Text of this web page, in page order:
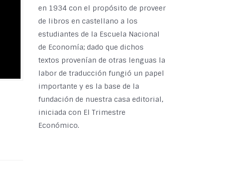
en 1934 con el propósito de proveer
de libros en castellano a los
estudiantes de la Escuela Nacional
de Economía; dado que dichos
textos provenían de otras lenguas la
labor de traducción fungió un papel
importante y es la base de la
fundación de nuestra casa editorial,
iniciada con El Trimestre
Económico.